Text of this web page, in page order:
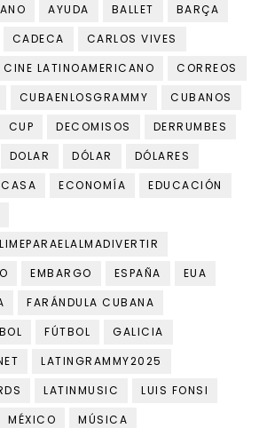
AYUDA BALLET
BARÇA
CADECA
CARLOS VIVES
CINE LATINOAMERICANO
CORREOS
CUBAENLOSGRAMMY
CUBANOS
CUP DECOMISOS
DERRUMBES
DOLAR DÓLAR
DÓLARES
ECONOMÍA
EDUCACIÓN
EMBARGO ESPAÑA
EUA
FARÁNDULA CUBANA
FÚTBOL
GALICIA
LATINGRAMMY2025
LATINMUSIC
LUIS FONSI
MÉXICO
MÚSICA